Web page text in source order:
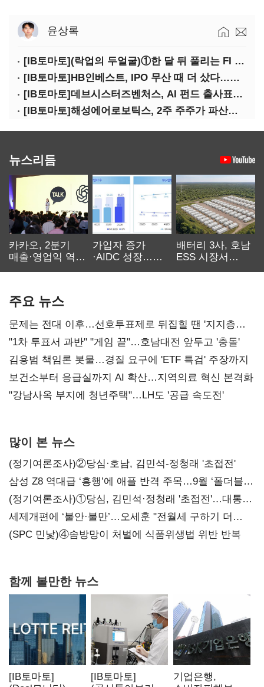
윤상록
[IB토마토](락업의 두얼굴)①한 달 뒤 풀리는 FI 물량…새내기주 오버행 경계
[IB토마토]HB인베스트, IPO 무산 때 더 샀다…마키나락스 투자 2.7배 회수
[IB토마토]데브시스터즈벤처스, AI 펀드 출사표…모회사 경영난 변수
[IB토마토]해성에어로보틱스, 2주 주주가 파산신청…200억 CB 분쟁 확산
뉴스리듬
카카오, 2분기
매출·영업익 역대
가입자 증가
·AIDC 성장…
배터리 3사, 호남
ESS 시장서
주요 뉴스
문제는 전대 이후…선호투표제로 뒤집힐 땐 '지지층
불복'
"1차 투표서 과반" "게임 끝"…호남대전 앞두고 '충돌'
김용범 책임론 봇물…경질 요구에 'ETF 특검' 주장까지
보건소부터 응급실까지 AI 확산…지역의료 혁신 본격화
"강남사옥 부지에 청년주택"…LH도 '공급 속도전'
많이 본 뉴스
(정기여론조사)②당심·호남, 김민석-정청래 '초접전'
삼성 Z8 역대급 ‘흥행’에 애플 반격 주목…9월 ‘폴더블
대전’
(정기여론조사)①당심, 김민석·정청래 '초접전'…대통령
지지도 '50% 아래로'(종합)
세제개편에 ‘불안·불만’…오세훈 "전월세 구하기 더
힘들어질 것"
(SPC 민낯)④솜방망이 처벌에 식품위생법 위반 반복
함께 볼만한 뉴스
[IB토마토]
[IB토마토]
기업은행,